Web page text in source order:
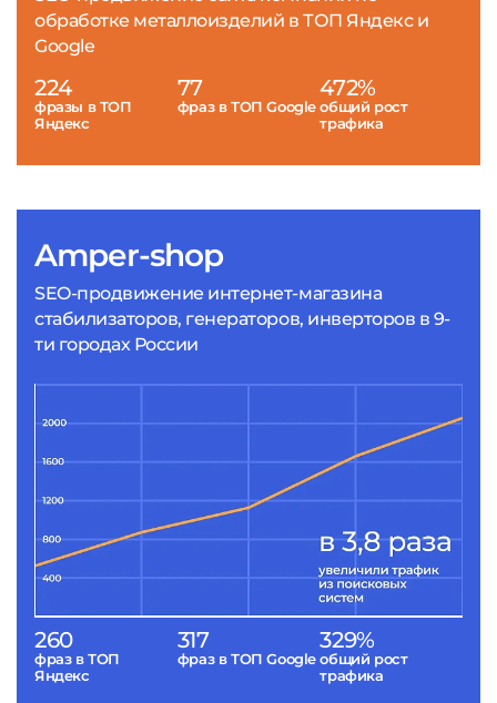
Amper-shop
SEO-продвижение интернет-магазина
стабилизаторов, генераторов, инверторов в 9-
ти городах России
260
фраз в ТОП
Яндекс
317
фраз в ТОП Google
329%
общий рост
трафика
обработке металлоизделий в ТОП Яндекс и
Google
224
фразы в ТОП
Яндекс
77
фраз в ТОП Google
472%
общий рост
трафика